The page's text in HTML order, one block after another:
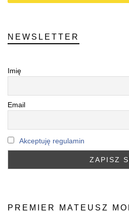
NEWSLETTER
Imię
Email
Akceptuję regulamin
PREMIER MATEUSZ